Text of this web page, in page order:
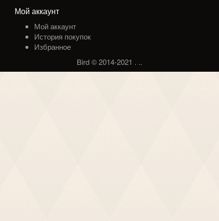
Мой аккаунт
Мой аккаунт
История покупок
Избранное
Bird © 2014-2021 . ..